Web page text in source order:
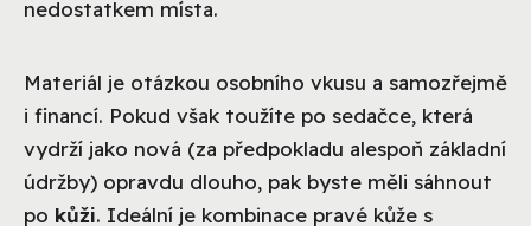
nedostatkem místa.
Materiál je otázkou osobního vkusu a samozřejmě
i financí. Pokud však toužíte po sedačce, která
vydrží jako nová (za předpokladu alespoň základní
údržby) opravdu dlouho, pak byste měli sáhnout
po kůži. Ideální je kombinace pravé kůže s